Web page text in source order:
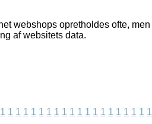
webshops opretholdes ofte,
af websitets data.
1 1 1 1 1 1 1 1 1 1 1 1 1 1 1 1 1 1 1 1